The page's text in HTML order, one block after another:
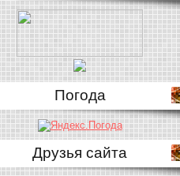
Погода
Друзья сайта